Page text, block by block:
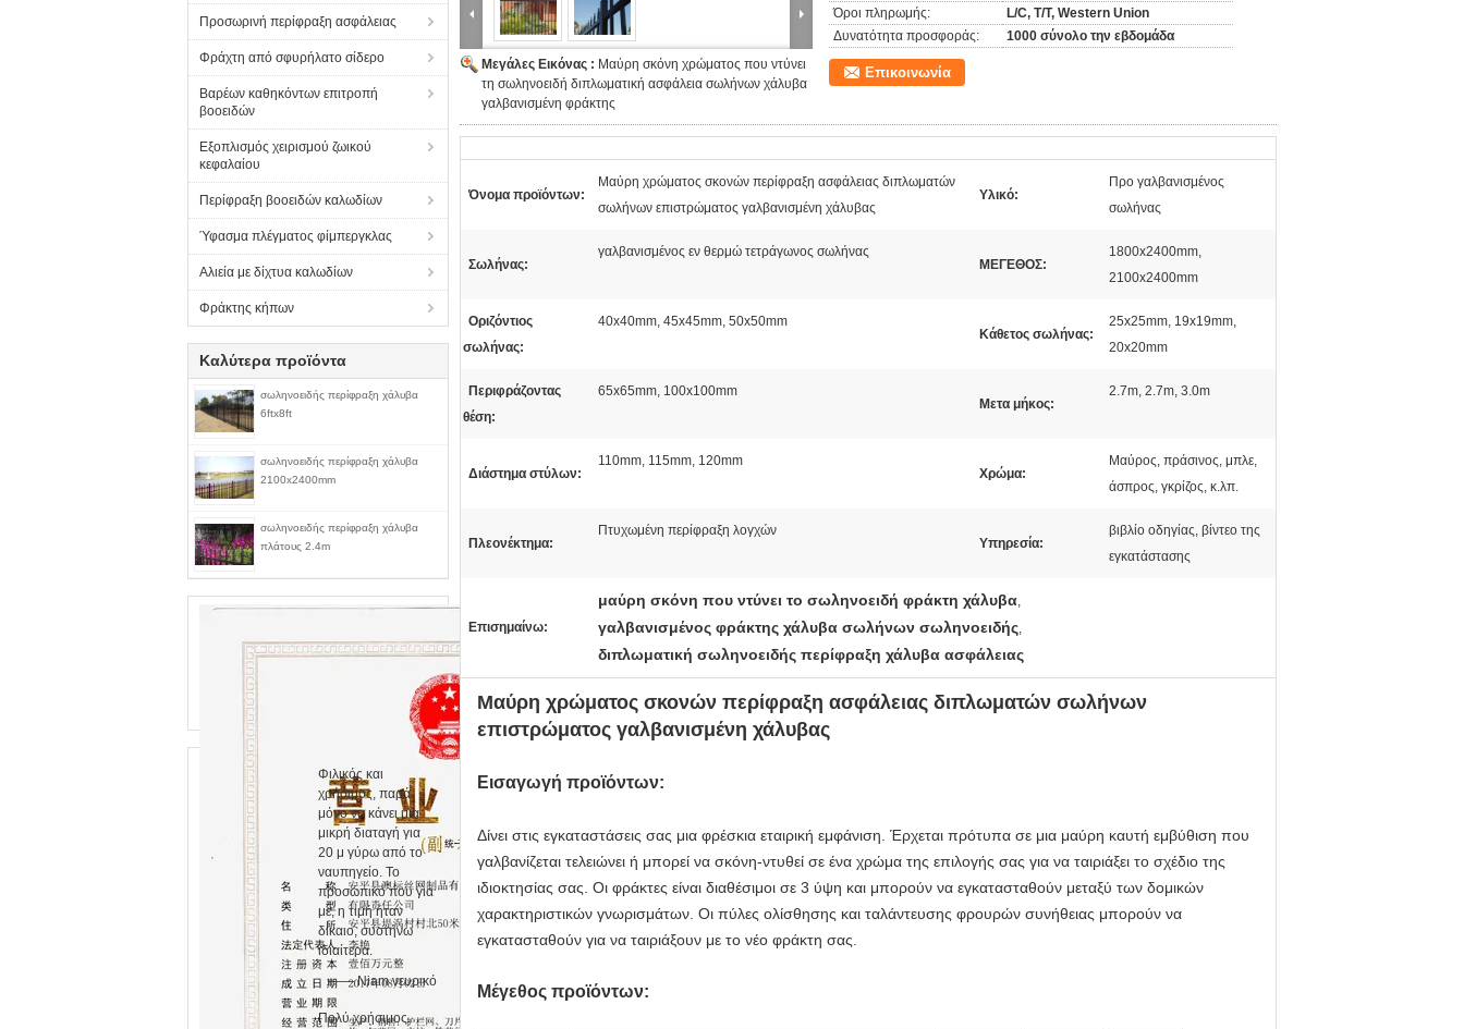
Προσωρινή περίφραξη ασφάλειας
Φράχτη από σφυρήλατο σίδερο
Βαρέων καθηκόντων επιτροπή
βοοειδών
Εξοπλισμός χειρισμού ζωικού
κεφαλαίου
Περίφραξη βοοειδών καλωδίων
Ύφασμα πλέγματος φίμπεργκλας
Αλιεία με δίχτυα καλωδίων
Φράκτης κήπων
Καλύτερα προϊόντα
σωληνοειδής περίφραξη χάλυβα
6ftx8ft
σωληνοειδής περίφραξη χάλυβα
2100x2400mm
σωληνοειδής περίφραξη χάλυβα
πλάτους 2.4m
Φιλικός και
χρήσιμος, παρά
μόνο να κάνει μια
μικρή διαταγή για
20 μ γύρω από το
ναυπηγείο. Το
προσωπικό που για
με, η τιμή ήταν
δίκαιο, συστήνω
ιδιαίτερα.
—— Niam νευρικό
Πολύ χρήσιμος.
Μεγάλες Εικόνας : Μαύρη σκόνη χρώματος που ντύνει
τη σωληνοειδή διπλωματική ασφάλεια σωλήνων χάλυβα
γαλβανισμένη φράκτης
Όροι πληρωμής:
L/C, T/T, Western Union
Δυνατότητα προσφοράς:
1000 σύνολο την εβδομάδα
Επικοινωνία
Όνομα προϊόντων:
Μαύρη χρώματος σκονών περίφραξη ασφάλειας διπλωματών
σωλήνων επιστρώματος γαλβανισμένη χάλυβας
Υλικό:
Προ γαλβανισμένος
σωλήνας
Σωλήνας:
γαλβανισμένος εν θερμώ τετράγωνος σωλήνας
ΜΕΓΕΘΟΣ:
1800x2400mm,
2100x2400mm
Οριζόντιος
σωλήνας:
40x40mm, 45x45mm, 50x50mm
Κάθετος σωλήνας:
25x25mm, 19x19mm,
20x20mm
Περιφράζοντας
θέση:
65x65mm, 100x100mm
Μετα μήκος:
2.7m, 2.7m, 3.0m
Διάστημα στύλων:
110mm, 115mm, 120mm
Χρώμα:
Μαύρος, πράσινος, μπλε,
άσπρος, γκρίζος, κ.λπ.
Πλεονέκτημα:
Πτυχωμένη περίφραξη λογχών
Υπηρεσία:
βιβλίο οδηγίας, βίντεο της
εγκατάστασης
Επισημαίνω:
μαύρη σκόνη που ντύνει το σωληνοειδή φράκτη χάλυβα,
γαλβανισμένος φράκτης χάλυβα σωλήνων σωληνοειδής,
διπλωματική σωληνοειδής περίφραξη χάλυβα ασφάλειας
Μαύρη χρώματος σκονών περίφραξη ασφάλειας διπλωματών σωλήνων
επιστρώματος γαλβανισμένη χάλυβας
Εισαγωγή προϊόντων:
Δίνει στις εγκαταστάσεις σας μια φρέσκια εταιρική εμφάνιση. Έρχεται πρότυπα σε μια μαύρη καυτή εμβύθιση που
γαλβανίζεται τελειώνει ή μπορεί να σκόνη-ντυθεί σε ένα χρώμα της επιλογής σας για να ταιριάξει το σχέδιο της
ιδιοκτησίας σας. Οι φράκτες είναι διαθέσιμοι σε 3 ύψη και μπορούν να εγκατασταθούν μεταξύ των δομικών
χαρακτηριστικών γνωρισμάτων. Οι πύλες ολίσθησης και ταλάντευσης φρουρών συνήθειας μπορούν να
εγκατασταθούν για να ταιριάξουν με το νέο φράκτη σας.
Μέγεθος προϊόντων: